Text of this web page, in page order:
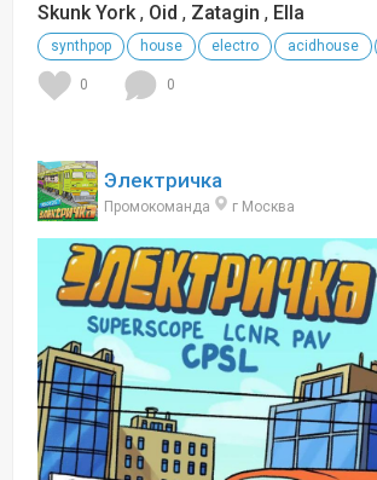
Skunk York, Oid , Zatagin , Ella
synthpop house electro acidhouse
0 0
Электричка
Промокоманда г Москва